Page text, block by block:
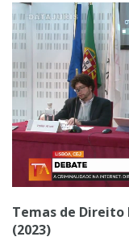
Temas de Direito
(2023)